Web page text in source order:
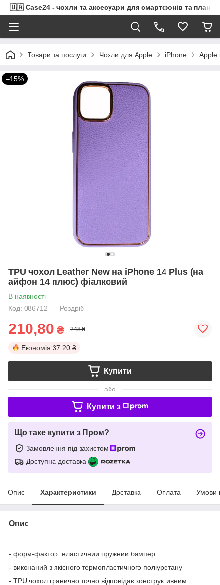
🇺🇦 Case24 - чохли та аксесуари для смартфонів та
Товари та послуги Чохли для Apple iPhone Apple
–15%
TPU чохол Leather New на iPhone 14 Plus (на
айфон 14 плюс) фіалковий
В наявності
Код: 086712
Роздріб
210,80 ₴ 248 ₴
Економія 37.20 ₴
Купити
або
Купити з
Що таке купити з Пром?
Замовлення під захистом
Доступна доставка
Опис Характеристики Доставка Оплата Умови
Опис
- форм-фактор: еластичний пружний бампер
- виконаний з якісного термопластичного поліуретану
- TPU чохол гранично точно відповідає конструктивним